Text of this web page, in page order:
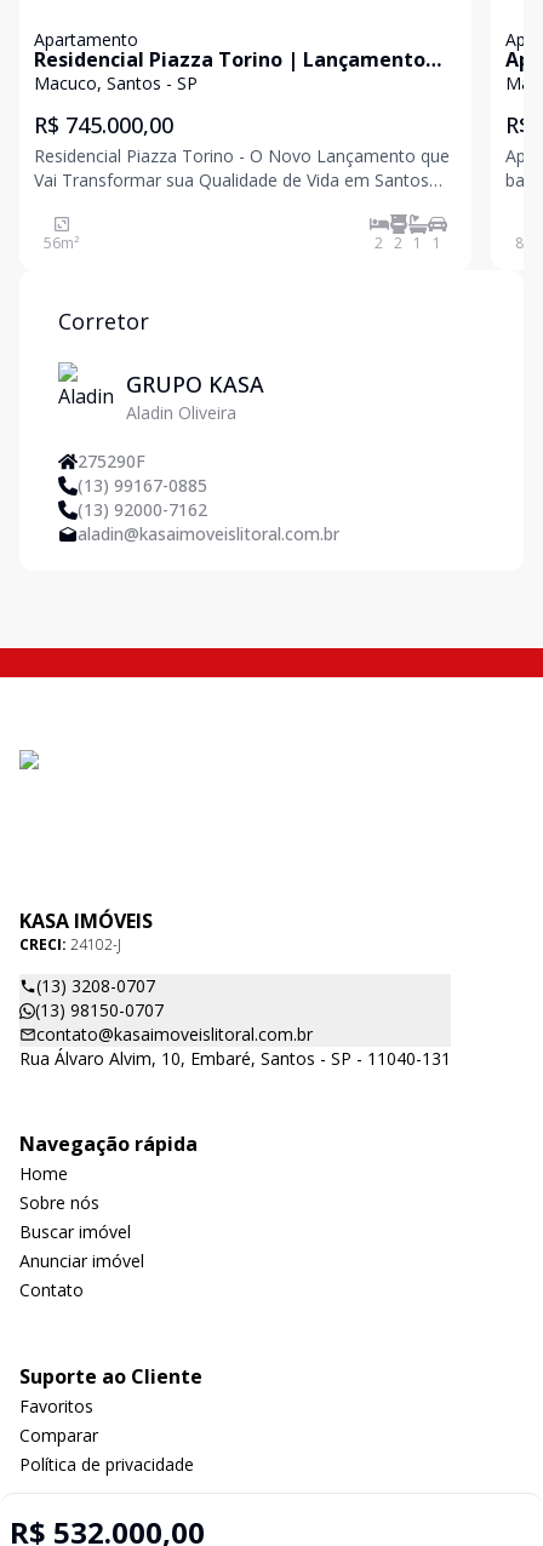
Apartamento
Residencial Piazza Torino | Lançamento
em Santos | 2 Dormitórios com Suíte e
Macuco, Santos - SP
R$ 745.000,00
Residencial Piazza Torino - O Novo Lançamento que
Vai Transformar sua Qualidade de Vida em Santos
dos seus sonhos em um empreendimento moderno,
completo e pensado para proporcionar conforto,
56m² 2 2 1 1
R$
87
Corretor
GRUPO KASA
Aladin Oliveira
275290F
(13) 99167-0885
(13) 92000-7162
aladin@kasaimoveislitoral.com.br
R$ 532.000,00
KASA IMÓVEIS
CRECI: 24102-J
(13) 3208-0707
(13) 98150-0707
contato@kasaimoveislitoral.com.br
Rua Álvaro Alvim, 10, Embaré, Santos - SP - 11040-131
Navegação rápida
Home
Sobre nós
Buscar imóvel
Anunciar imóvel
Contato
Suporte ao Cliente
Favoritos
Comparar
Política de privacidade